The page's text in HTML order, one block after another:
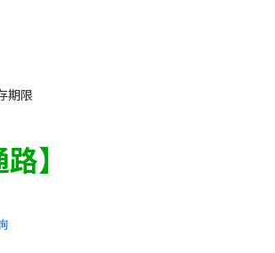
期限
路】